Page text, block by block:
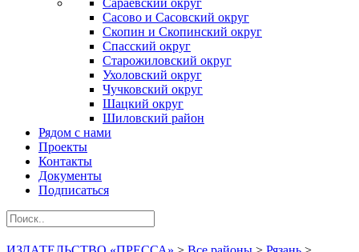
Сараевский округ
Сасово и Сасовский округ
Скопин и Скопинский округ
Спасский округ
Старожиловский округ
Ухоловский округ
Чучковский округ
Шацкий округ
Шиловский район
Рядом с нами
Проекты
Контакты
Документы
Подписаться